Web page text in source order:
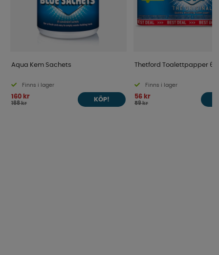
Aqua Kem Sachets
Finns i lager
160 kr
168 kr
KÖP!
Thetford Toalettpapper 6-
Finns i lager
56 kr
59 kr